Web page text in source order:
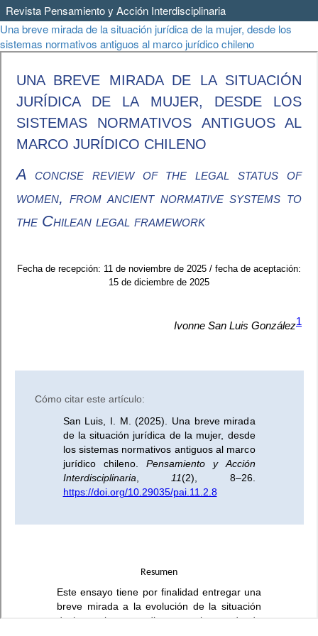
Revista Pensamiento y Acción Interdisciplinaria
Volver
a
detalles
artículo
Una breve mirada de la situación jurídica de la mujer, desde los
sistemas normativos antiguos al marco jurídico chileno